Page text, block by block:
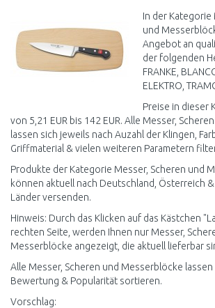
In der Kategorie
und
Angebot an
der folgenden
FRANKE,
ELEKTRO,
Preise in dieser
von 5,21 EUR bis 142 EUR. Alle Messer,
lassen sich jeweils nach Auzahl der Klingen,
Griffmaterial & vielen weiteren Parametern
Produkte der Kategorie Messer, Scheren und
können aktuell nach Deutschland, Österreich
Länder versenden.
Hinweis: Durch das Klicken auf das Kästchen
rechten Seite, werden Ihnen nur Messer,
Messerblöcke angezeigt, die aktuell lieferbar
Alle Messer, Scheren und Messerblöcke lassen
Bewertung & Popularität sortieren.
Vorschlag: